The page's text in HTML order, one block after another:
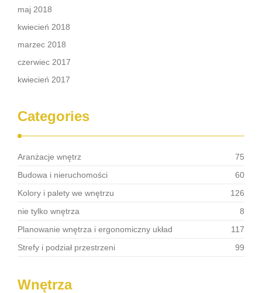
maj 2018
kwiecień 2018
marzec 2018
czerwiec 2017
kwiecień 2017
Categories
Aranżacje wnętrz
75
Budowa i nieruchomości
60
Kolory i palety we wnętrzu
126
nie tylko wnętrza
8
Planowanie wnętrza i ergonomiczny układ
117
Strefy i podział przestrzeni
99
Wnętrza